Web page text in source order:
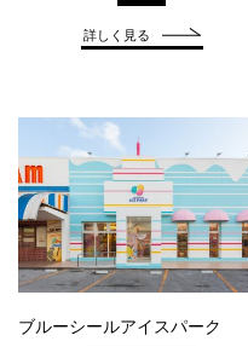
詳しく見る
ブルーシールアイスパーク